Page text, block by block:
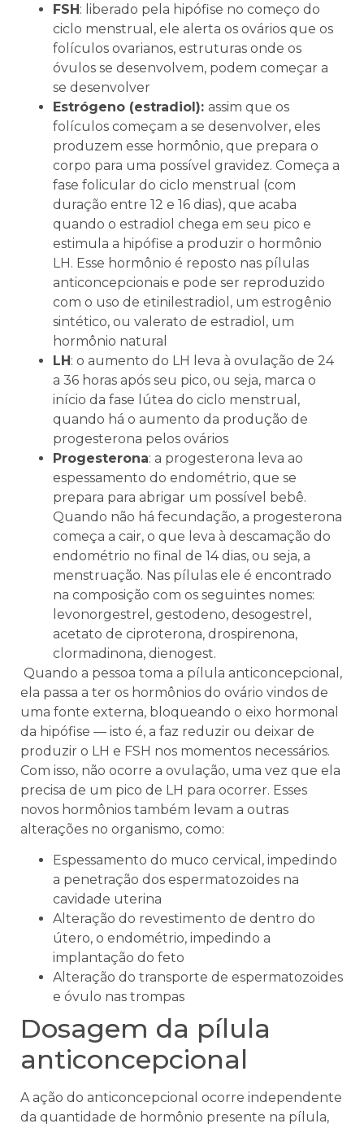
FSH: liberado pela hipófise no começo do
ciclo menstrual, ele alerta os ovários que os
folículos ovarianos, estruturas onde os
óvulos se desenvolvem, podem começar a
se desenvolver
Estrógeno (estradiol): assim que os
folículos começam a se desenvolver, eles
produzem esse hormônio, que prepara o
corpo para uma possível gravidez. Começa a
fase folicular do ciclo menstrual (com
duração entre 12 e 16 dias), que acaba
quando o estradiol chega em seu pico e
estimula a hipófise a produzir o hormônio
LH. Esse hormônio é reposto nas pílulas
anticoncepcionais e pode ser reproduzido
com o uso de etinilestradiol, um estrogênio
sintético, ou valerato de estradiol, um
hormônio natural
LH: o aumento do LH leva à ovulação de 24
a 36 horas após seu pico, ou seja, marca o
início da fase lútea do ciclo menstrual,
quando há o aumento da produção de
progesterona pelos ovários
Progesterona: a progesterona leva ao
espessamento do endométrio, que se
prepara para abrigar um possível bebê.
Quando não há fecundação, a progesterona
começa a cair, o que leva à descamação do
endométrio no final de 14 dias, ou seja, a
menstruação. Nas pílulas ele é encontrado
na composição com os seguintes nomes:
levonorgestrel, gestodeno, desogestrel,
acetato de ciproterona, drospirenona,
clormadinona, dienogest.
Quando a pessoa toma a pílula anticoncepcional,
ela passa a ter os hormônios do ovário vindos de
uma fonte externa, bloqueando o eixo hormonal
da hipófise — isto é, a faz reduzir ou deixar de
produzir o LH e FSH nos momentos necessários.
Com isso, não ocorre a ovulação, uma vez que ela
precisa de um pico de LH para ocorrer. Esses
novos hormônios também levam a outras
alterações no organismo, como:
Espessamento do muco cervical, impedindo
a penetração dos espermatozoides na
cavidade uterina
Alteração do revestimento de dentro do
útero, o endométrio, impedindo a
implantação do feto
Alteração do transporte de espermatozoides
e óvulo nas trompas
Dosagem da pílula
anticoncepcional
A ação do anticoncepcional ocorre independente
da quantidade de hormônio presente na pílula,